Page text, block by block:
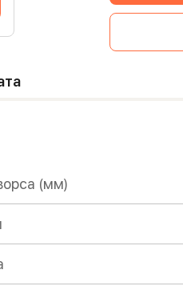
(мм)